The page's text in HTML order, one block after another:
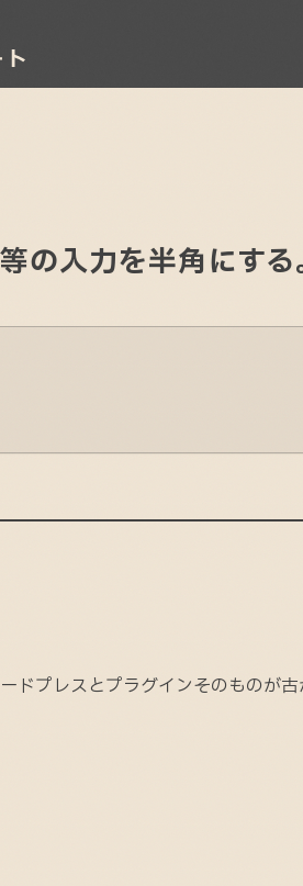
の入力を半角にする
プレスとプラグインそのものが